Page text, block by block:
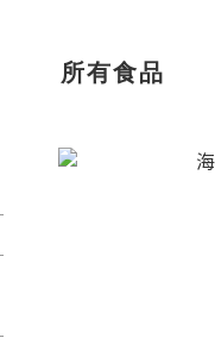
所有食品